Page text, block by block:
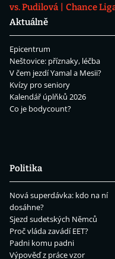
vs. Pudilová
Chance
Aktuálně
Epicentrum
Neštovice: příznaky, léčba
V čem jezdí Yamal a Mesii?
Kvízy pro seniory
Kalendář úplňků 2026
Co je bodycount?
Politika
Nová superdávka: kdo na ní
dosáhne?
Sjezd sudetských Němců
Proč vláda zavádí EET?
Padni komu padni
Výpověď z práce vzor